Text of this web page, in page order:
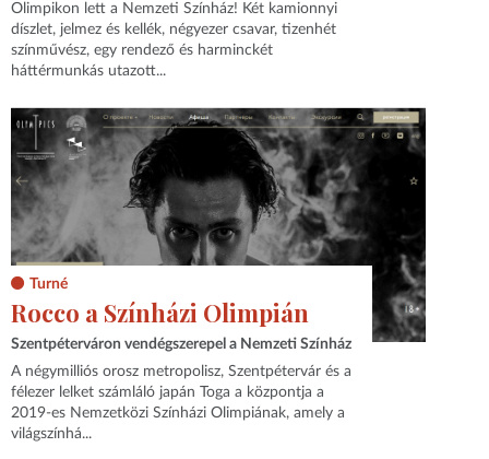
Olimpikon lett a Nemzeti Színház! Két kamionnyi
díszlet, jelmez és kellék, négyezer csavar, tizenhét
színművész, egy rendező és harminckét
háttérmunkás utazott...
Turné
Rocco a Színházi Olimpián
Szentpéterváron vendégszerepel a Nemzeti Színház
A négymilliós orosz metropolisz, Szentpétervár és a
félezer lelket számláló japán Toga a központja a
2019-es Nemzetközi Színházi Olimpiának, amely a
világszínhá...